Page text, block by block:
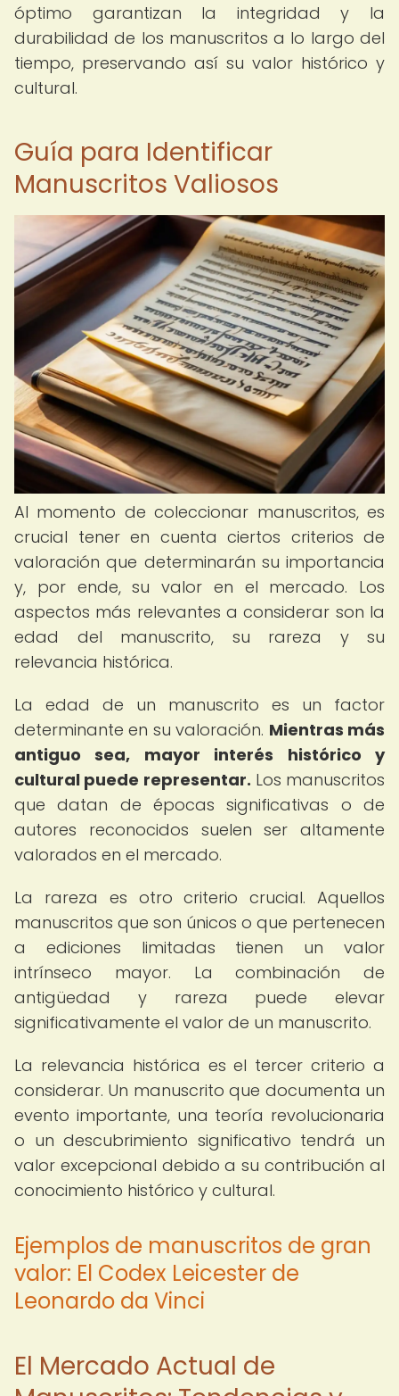
óptimo garantizan la integridad y la
durabilidad de los manuscritos a lo largo del
tiempo, preservando así su valor histórico y
cultural.
Guía para Identificar
Manuscritos Valiosos
Al momento de coleccionar manuscritos, es
crucial tener en cuenta ciertos criterios de
valoración que determinarán su importancia
y, por ende, su valor en el mercado. Los
aspectos más relevantes a considerar son la
edad del manuscrito, su rareza y su
relevancia histórica.
La edad de un manuscrito es un factor
determinante en su valoración. Mientras más
antiguo sea, mayor interés histórico y
cultural puede representar. Los manuscritos
que datan de épocas significativas o de
autores reconocidos suelen ser altamente
valorados en el mercado.
La rareza es otro criterio crucial. Aquellos
manuscritos que son únicos o que pertenecen
a ediciones limitadas tienen un valor
intrínseco mayor. La combinación de
antigüedad y rareza puede elevar
significativamente el valor de un manuscrito.
La relevancia histórica es el tercer criterio a
considerar. Un manuscrito que documenta un
evento importante, una teoría revolucionaria
o un descubrimiento significativo tendrá un
valor excepcional debido a su contribución al
conocimiento histórico y cultural.
Ejemplos de manuscritos de gran
valor: El Codex Leicester de
Leonardo da Vinci
El Mercado Actual de